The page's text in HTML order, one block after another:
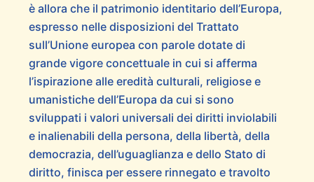
è allora che il patrimonio identitario dell’Europa,
espresso nelle disposizioni del Trattato
sull’Unione europea con parole dotate di
grande vigore concettuale in cui si afferma
l’ispirazione alle eredità culturali, religiose e
umanistiche dell’Europa da cui si sono
sviluppati i valori universali dei diritti inviolabili
e inalienabili della persona, della libertà, della
democrazia, dell’uguaglianza e dello Stato di
diritto, finisca per essere rinnegato e travolto